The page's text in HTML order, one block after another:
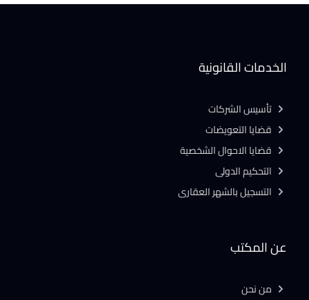
عن المكتب
من نحن
الخدمات القانونية
تأسيس الشركات
قضايا التعويضات
قضايا الاحوال الشخصية
التحكيم الدولى
التسجيل بالشهر العقارى